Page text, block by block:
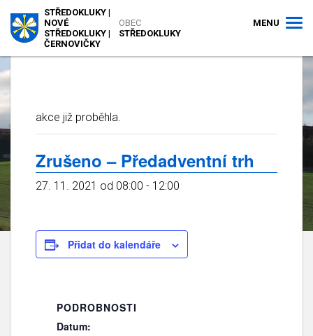
OBEC
STŘEDOKLUKY
STŘEDOKLUKY |
NOVÉ
STŘEDOKLUKY |
ČERNOVIČKY
MENU
akce již proběhla.
Zrušeno – Předadventní trh
27. 11. 2021 od 08:00 - 12:00
Přidat do kalendáře
PODROBNOSTI
Datum: